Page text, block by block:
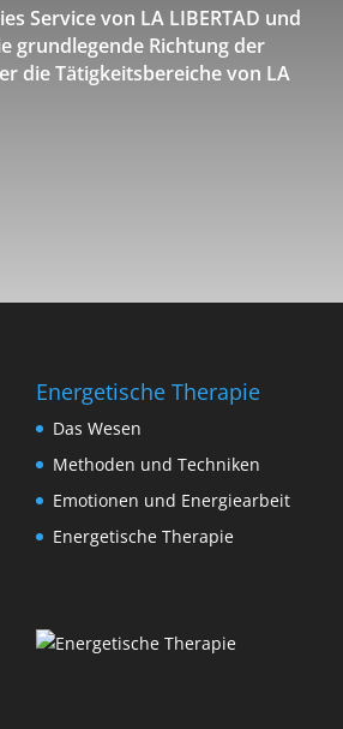
Service von LA LIBERTAD und
grundlegende Richtung der
die Tätigkeitsbereiche von LA
Energetische Therapie
Das Wesen
Methoden und Techniken
Emotionen und Energiearbeit
Energetische Therapie